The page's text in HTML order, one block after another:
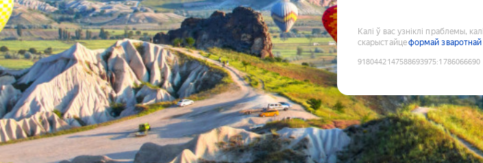
Калі ў вас узніклі праблемы,
скарыстайцеформай зваротнай
9180442147588693975:1786066690